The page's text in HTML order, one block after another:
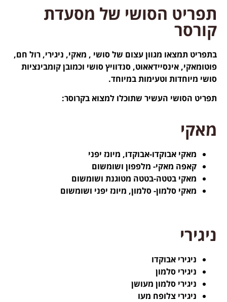
תפריט הסושי של מסעדת
קורסר
בתפריט תמצאו מגוון עצום של סושי , מאקי, ניגירי, רול חם,
פוטומאקי, אינסיידאאוט, סנדוויץ סושי וכמובן קומבינציות
סושי מיוחדות וטעימות במיוחד.
תפריט הסושי העשיר שתוכלו למצוא בקרוסר:
מאקי
מאקי אבוקדו-אבוקדו, מיונז יפני
קאפה מאקי- מלפפון ושומשום
מאקי בטטה-בטטה מטוגנת ושומשום
מאקי סלמון- סלמון, מיונז יפני ושומשום
ניגירי
ניגירי אבוקדו
ניגירי סלמון
ניגירי סלמון מעושן
ניגירי צלופח מעו